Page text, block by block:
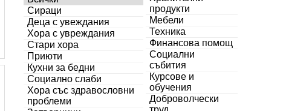
Сираци
Деца с увеждания
Хора с увреждания
Стари хора
Приюти
Кухни за бедни
Социално слаби
Хора със здравословни
проблеми
продукти
Мебели
Техника
Финансова помощ
Социални
събития
Курсове и
обучения
Доброволчески